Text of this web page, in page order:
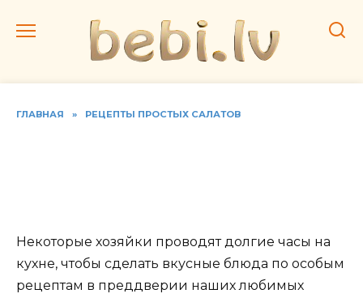
ГЛАВНАЯ » РЕЦЕПТЫ ПРОСТЫХ САЛАТОВ
Некоторые хозяйки проводят долгие часы на
кухне, чтобы сделать вкусные блюда по особым
рецептам в преддверии наших любимых